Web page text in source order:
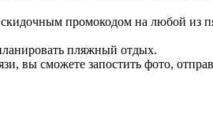
промокодом на любой из
пляжный отдых.
вы сможете запостить фото,